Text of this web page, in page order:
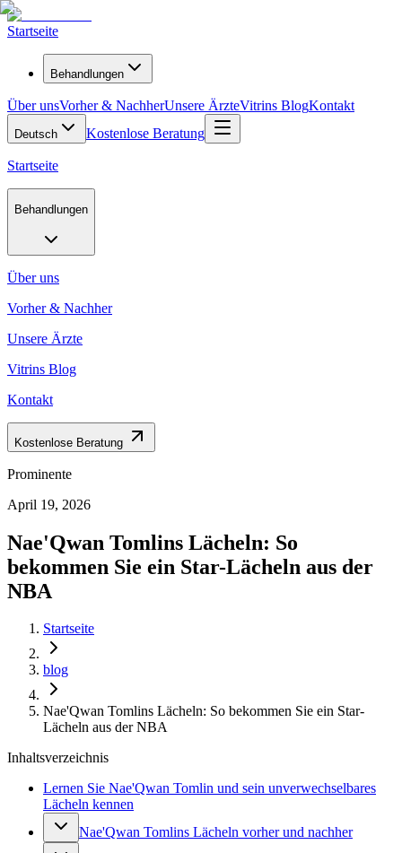
Startseite
Behandlungen
Über unsVorher & NachherUnsere ÄrzteVitrins BlogKontakt
Deutsch Kostenlose Beratung
Startseite
Behandlungen
Über uns
Vorher & Nachher
Unsere Ärzte
Vitrins Blog
Kontakt
Kostenlose Beratung
Prominente
April 19, 2026
Nae'Qwan Tomlins Lächeln: So
bekommen Sie ein Star-Lächeln aus der
NBA
Startseite
blog
Nae'Qwan Tomlins Lächeln: So bekommen Sie ein Star-
Lächeln aus der NBA
Inhaltsverzeichnis
Lernen Sie Nae'Qwan Tomlin und sein unverwechselbares
Lächeln kennen
Nae'Qwan Tomlins Lächeln vorher und nachher